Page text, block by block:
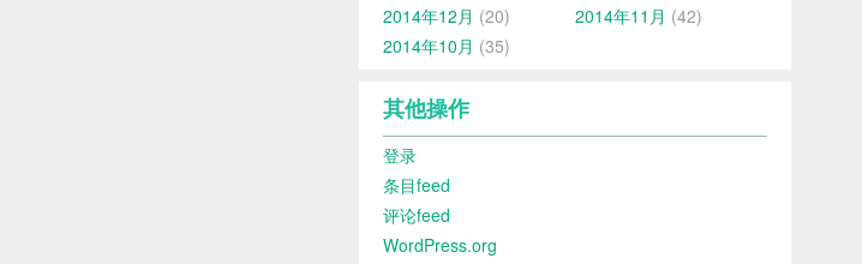
2014年12月 (20) 2014年11月 (42)
2014年10月 (35)
其他操作
登录
条目feed
评论feed
WordPress.org